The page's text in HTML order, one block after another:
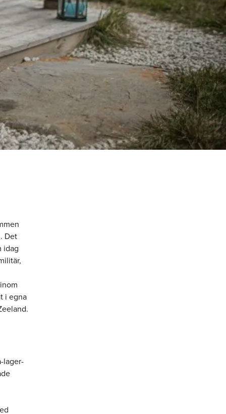
Det
idag
i egna
lager-